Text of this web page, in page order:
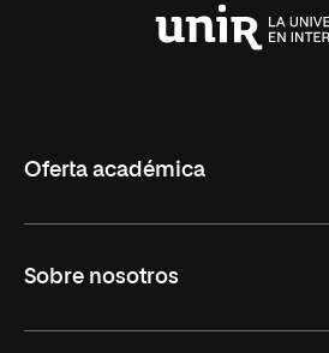
Oferta académica
Licenciaturas en línea
Sobre nosotros